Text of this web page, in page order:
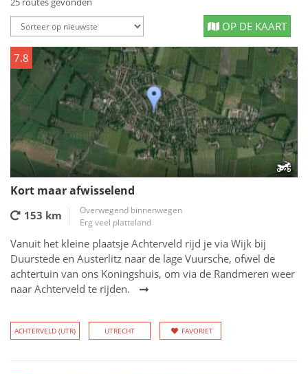
OP DE KAART
7.8
Kort maar afwisselend
153 km
Overwegend binnenwegen
Erg veel platteland
Vanuit het kleine plaatsje Achterveld rijd je via Wijk bij
Duurstede en Austerlitz naar de lage Vuursche, ofwel de
achtertuin van ons Koningshuis, om via de Randmeren weer
naar Achterveld te rijden.
ACHTERVELD (UTR) UTRECHT FAVORIET